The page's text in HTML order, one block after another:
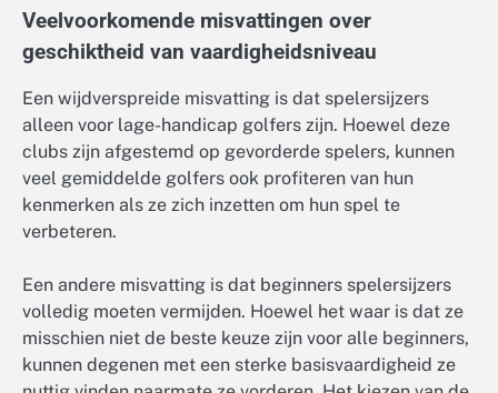
Veelvoorkomende misvattingen over
geschiktheid van vaardigheidsniveau
Een wijdverspreide misvatting is dat spelersijzers
alleen voor lage-handicap golfers zijn. Hoewel deze
clubs zijn afgestemd op gevorderde spelers, kunnen
veel gemiddelde golfers ook profiteren van hun
kenmerken als ze zich inzetten om hun spel te
verbeteren.
Een andere misvatting is dat beginners spelersijzers
volledig moeten vermijden. Hoewel het waar is dat ze
misschien niet de beste keuze zijn voor alle beginners,
kunnen degenen met een sterke basisvaardigheid ze